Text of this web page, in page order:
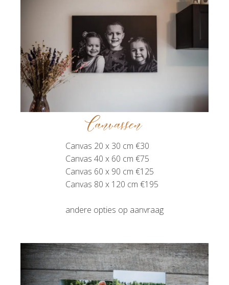
Canvassen
Canvas 20 x 30 cm €30
Canvas 40 x 60 cm €75
Canvas 60 x 90 cm €125
Canvas 80 x 120 cm €195
andere opties op aanvraag